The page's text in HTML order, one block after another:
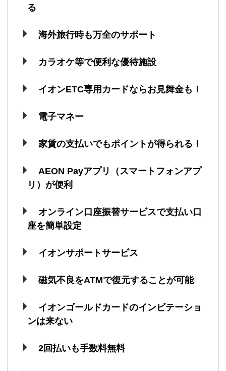
る
海外旅行時も万全のサポート
カラオケ等で便利な優待施設
イオンETC専用カードならお見舞金も！
電子マネー
家賃の支払いでもポイントが得られる！
AEON Payアプリ（スマートフォンアプ
リ）が便利
オンライン口座振替サービスで支払い口
座を簡単設定
イオンサポートサービス
磁気不良をATMで復元することが可能
イオンゴールドカードのインビテーショ
ンは来ない
2回払いも手数料無料